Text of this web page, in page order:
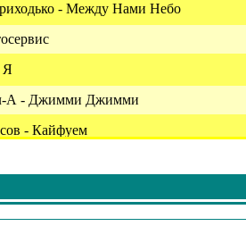
- Между Нами Небо
Я
А - Джимми Джимми
- Кайфуем
- Небо
- Одинокий Мужичок